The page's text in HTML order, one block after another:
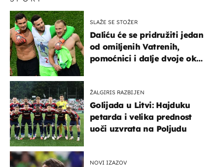
SLAŽE SE STOŽER
Daliću će se pridružiti jedan
od omiljenih Vatrenih,
pomoćnici i dalje dvoje oko
ŽALGIRIS RAZBIJEN
Golijada u Litvi: Hajduku
petarda i velika prednost
uoči uzvrata na Poljudu
NOVI IZAZOV